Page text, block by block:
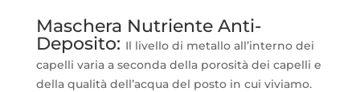
Maschera Nutriente Anti-
Deposito: Il livello di metallo all’interno dei
capelli varia a seconda della porosità dei capelli e
della qualità dell’acqua del posto in cui viviamo.